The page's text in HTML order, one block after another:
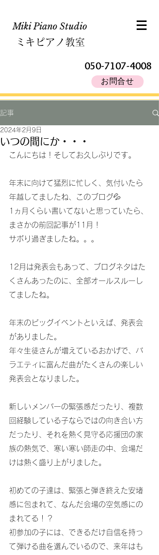
Miki Piano Studio​
ミキピアノ教室
050-7107-4008
お問合せ
記事
いつの間にか・・・
2024年2月9日
こんにちは！そしてお久しぶりです。
年末に向けて猛烈に忙しく、気付いたら
年越してましたね、このブログ💦
1ヵ月くらい書いてないと思っていたら、
まさかの前回記事が11月！
サボり過ぎましたね。。。
12月は発表会もあって、ブログネタはた
くさんあったのに、全部オールスルーし
てましたね。
年末のビッグイベントといえば、発表会
がありました。
年々生徒さんが増えているおかげで、バ
ラエティに富んだ曲がたくさんの楽しい
発表会となりました。
新しいメンバーの緊張感だったり、複数
回経験している子ならではの向き合い方
だったり、それを熱く見守る応援団の家
族の熱気で、寒い寒い師走の中、会場だ
けは熱く盛り上がりました。
初めての子達は、緊張と弾き終えた安堵
感に包まれて、なんだ会場の空気感にの
まれてる！？
初参加の子には、できるだけ自信を持っ
て弾ける曲を選んでいるので、来年はも